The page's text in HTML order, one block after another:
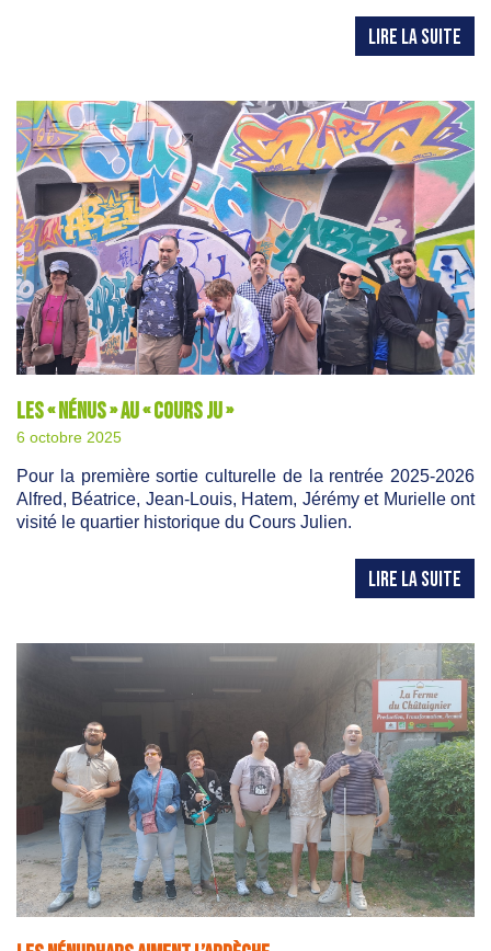
LIRE LA SUITE
Les « Nénus » au « Cours Ju »
6 octobre 2025
Pour la première sortie culturelle de la rentrée 2025-2026
Alfred, Béatrice, Jean-Louis, Hatem, Jérémy et Murielle ont
visité le quartier historique du Cours Julien.
LIRE LA SUITE